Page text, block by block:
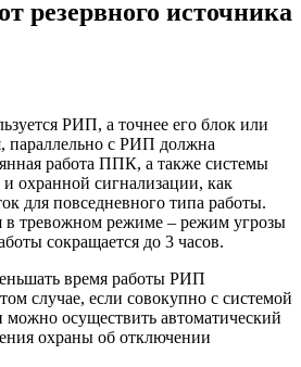
резервного источника
РИП, а точнее его блок или
параллельно с РИП должна
работа ППК, а также системы
охранной сигнализации, как
для повседневного типа работы.
в тревожном режиме – режим угрозы
сокращается до 3 часов.
время работы РИП
случае, если совокупно с системой
можно осуществить автоматический
охраны об отключении